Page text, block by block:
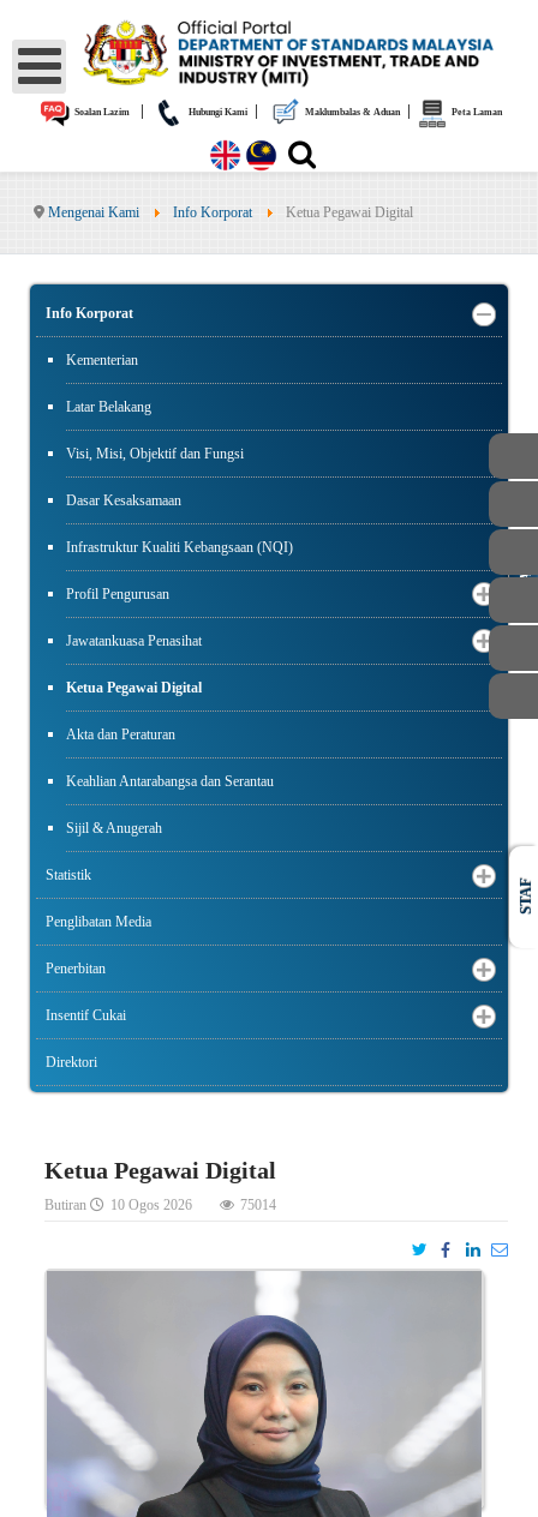
Soalan Lazim| Hubungi Kami| Maklumbalas & Aduan| Peta Laman
Mengenai Kami Info Korporat Ketua Pegawai Digital
Info Korporat
Kementerian
Latar Belakang
Visi, Misi, Objektif dan Fungsi
Dasar Kesaksamaan
Infrastruktur Kualiti Kebangsaan (NQI)
Profil Pengurusan
Jawatankuasa Penasihat
Ketua Pegawai Digital
Akta dan Peraturan
Keahlian Antarabangsa dan Serantau
Sijil & Anugerah
Statistik
Penglibatan Media
Penerbitan
Insentif Cukai
Direktori
Ketua Pegawai Digital
Butiran 10 Ogos 2026 75014
AWAM
STAF